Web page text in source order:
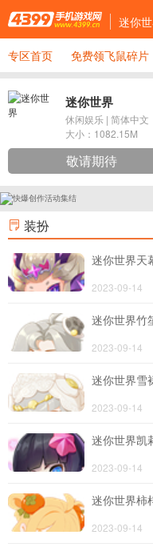
4399手机游戏网
迷你
专区首页 免费领飞鼠碎片
迷你世界
休闲娱乐 | 简体中文
大小： 1082.15M
敬请期待
装扮
迷你世界天
2023-09-14
迷你世界竹
2023-09-14
迷你世界雪
2023-09-14
迷你世界凯
2023-09-14
迷你世界柿
2023-09-14